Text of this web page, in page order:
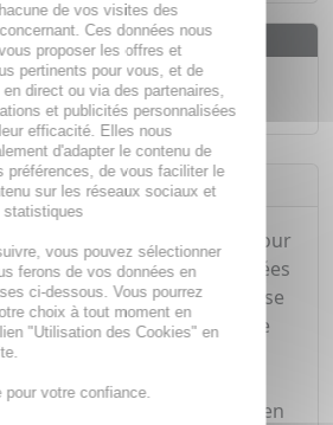
dès55€
Chronoposten 24h*
est spécialement formulée pour
les mains les plus desséchées
ultra-concentrée en phase
beurre de karité (7%) procure
et un confort immédiat.
6 et 9, TOPIALYSE MAINS
cutanée. Protégées, même en
de vos visites des
Ces données nous
proposer les offres et
pertinents pour vous, et de
direct ou via des partenaires,
et publicités personnalisées
efficacité. Elles nous
d'adapter le contenu de
préférences, de vous faciliter le
sur les réseaux sociaux et
statistiques
vous pouvez sélectionner
ferons de vos données en
ci-dessous. Vous pourrez
choix à tout moment en
"Utilisation des Cookies" en
pour votre confiance.